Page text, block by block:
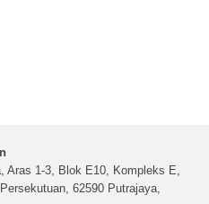
Aras 1-3, Blok E10, Kompleks E,
62590 Putrajaya,